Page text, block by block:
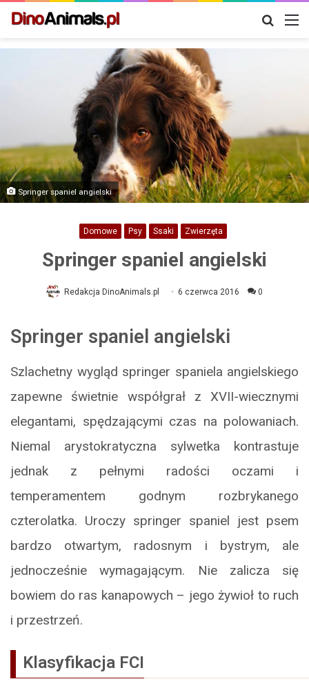
Szukaj
Springer spaniel angielski
Domowe Psy Ssaki Zwierzęta
Springer spaniel angielski
Redakcja DinoAnimals.pl 6 czerwca 2016 0
Springer spaniel angielski
Szlachetny wygląd springer spaniela angielskiego
zapewne świetnie współgrał z XVII-wiecznymi
elegantami, spędzającymi czas na polowaniach.
Niemal arystokratyczna sylwetka kontrastuje
jednak z pełnymi radości oczami i
temperamentem godnym rozbrykanego
czterolatka. Uroczy springer spaniel jest psem
bardzo otwartym, radosnym i bystrym, ale
jednocześnie wymagającym. Nie zalicza się
bowiem do ras kanapowych – jego żywioł to ruch
i przestrzeń.
Klasyfikacja FCI